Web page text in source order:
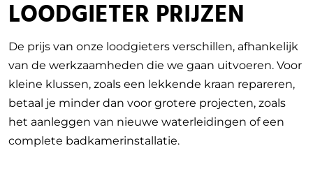
LOODGIETER PRIJZEN
De prijs van onze loodgieters verschillen, afhankelijk
van de werkzaamheden die we gaan uitvoeren. Voor
kleine klussen, zoals een lekkende kraan repareren,
betaal je minder dan voor grotere projecten, zoals
het aanleggen van nieuwe waterleidingen of een
complete badkamerinstallatie.